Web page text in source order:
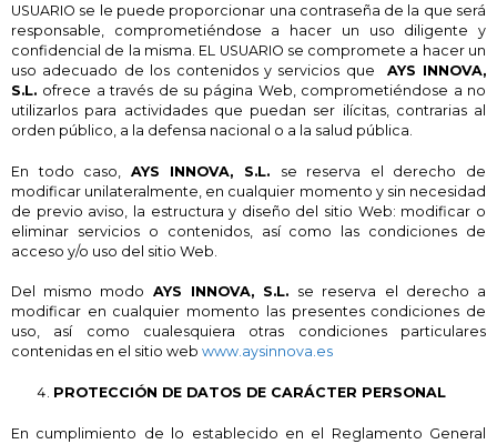
USUARIO se le puede proporcionar una contraseña de la que será
responsable, comprometiéndose a hacer un uso diligente y
confidencial de la misma. EL USUARIO se compromete a hacer un
uso adecuado de los contenidos y servicios que AYS INNOVA,
S.L. ofrece a través de su página Web, comprometiéndose a no
utilizarlos para actividades que puedan ser ilícitas, contrarias al
orden público, a la defensa nacional o a la salud pública.
En todo caso, AYS INNOVA, S.L. se reserva el derecho de
modificar unilateralmente, en cualquier momento y sin necesidad
de previo aviso, la estructura y diseño del sitio Web: modificar o
eliminar servicios o contenidos, así como las condiciones de
acceso y/o uso del sitio Web.
Del mismo modo AYS INNOVA, S.L. se reserva el derecho a
modificar en cualquier momento las presentes condiciones de
uso, así como cualesquiera otras condiciones particulares
contenidas en el sitio web www.aysinnova.es
PROTECCIÓN DE DATOS DE CARÁCTER PERSONAL
En cumplimiento de lo establecido en el Reglamento General